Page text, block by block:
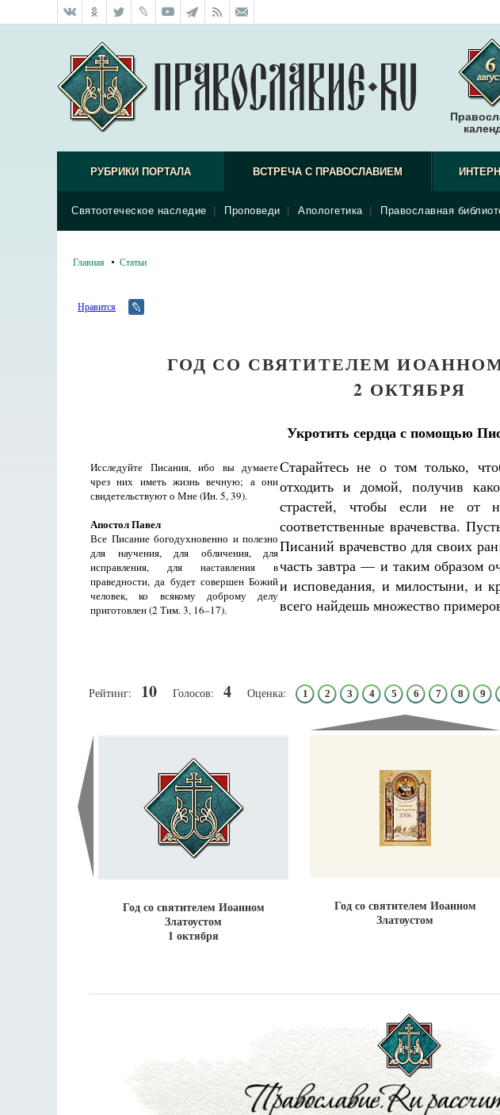
РУБРИКИ ПОРТАЛА ВСТРЕЧА С ПРАВОСЛАВИЕМ
Святоотеческое наследие Проповеди Апологетика Православная
Главная Статьи
Нравится
ГОД СО СВЯТИТЕЛЕМ
2 ОКТЯБРЯ
Укротить сердца с помощью
Исследуйте Писания, ибо вы думаете
чрез них иметь жизнь вечную; а они
свидетельствуют о Мне (Ин. 5, 39).
Апостол Павел
Все Писание богодухновенно и полезно
для научения, для обличения, для
исправления, для наставления в
праведности, да будет совершен Божий
человек, ко всякому доброму делу
приготовлен (2 Тим. 3, 16–17).
Старайтесь не о том только,
отходить и домой, получив
страстей, чтобы если не от
соответственные врачевства.
Писаний врачевство для своих
часть завтра — и таким образом
и исповедания, и милостыни, и
всего найдешь множество
Рейтинг: 10 Голосов: 4 Оценка: 1 2 3 4 5 6 7 8 9
Год со святителем Иоанном
Златоустом
1 октября
Год со святителем Иоанном
Златоустом
Разлуки не будет
Фредерика де Грааф Как найти своё место в жизни